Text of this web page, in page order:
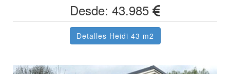
Desde: 43.985
Detalles Heidi 43 m2